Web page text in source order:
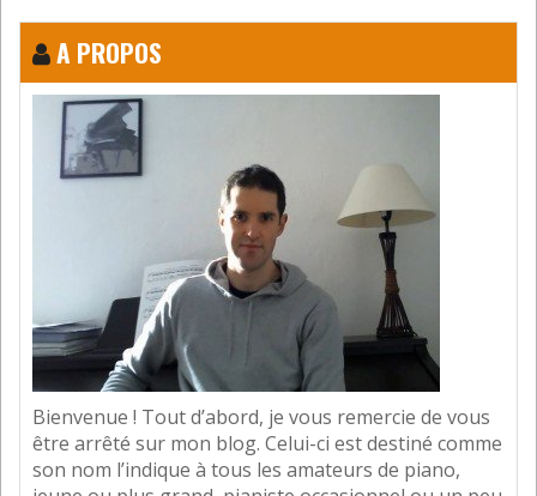
Répondre
Benoit
appréciez !
Répondre
Laisser un commentaire
Votre adresse e-mail ne sera pas publiée. Les champs
obligatoires sont indiqués avec*
Commentaire
A PROPOS
Bienvenue ! Tout d’abord, je vous remercie de vous
être arrêté sur mon blog. Celui-ci est destiné comme
son nom l’indique à tous les amateurs de piano,